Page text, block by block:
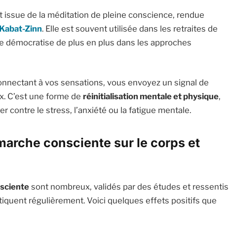
de la méditation de pleine conscience, rendue
Zinn. Elle est souvent utilisée dans les retraites de
démocratise de plus en plus dans les approches
à vos sensations, vous envoyez un signal de
C’est une forme de réinitialisation mentale et physique,
contre le stress, l’anxiété ou la fatigue mentale.
consciente sur le corps et
sont nombreux, validés par des études et ressentis
régulièrement. Voici quelques effets positifs que